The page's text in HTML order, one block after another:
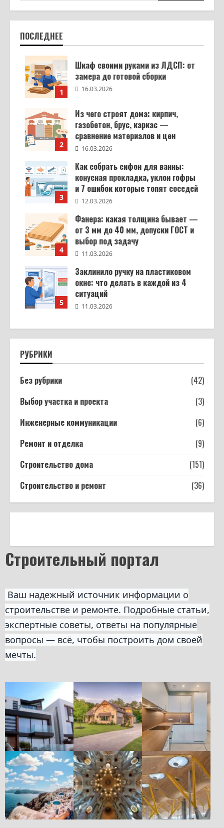
ПОСЛЕДНЕЕ
1
Шкаф своими руками из ЛДСП: от
замера до готовой сборки
16.03.2026
2
Из чего строят дома: кирпич,
газобетон, брус, каркас —
сравнение материалов и цен
16.03.2026
3
Как собрать сифон для ванны:
конусная прокладка, уклон гофры
и 7 ошибок которые топят соседей
12.03.2026
4
Фанера: какая толщина бывает —
от 3 мм до 40 мм, допуски ГОСТ и
выбор под задачу
11.03.2026
5
Заклинило ручку на пластиковом
окне: что делать в каждой из 4
ситуаций
11.03.2026
РУБРИКИ
Без рубрики
(42)
Выбор участка и проекта
(3)
Инженерные коммуникации
(6)
Ремонт и отделка
(9)
Строительство дома
(151)
Строительство и ремонт
(36)
Строительный портал
Ваш надежный источник информации о
строительстве и ремонте. Подробные статьи,
экспертные советы, ответы на популярные
вопросы — всё, чтобы построить дом своей
мечты.